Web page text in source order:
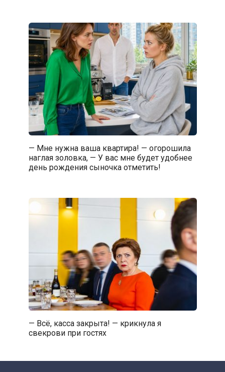
— Мне нужна ваша квартира! — огорошила
наглая золовка, — У вас мне будет удобнее
день рождения сыночка отметить!
— Всё, касса закрыта! — крикнула я
свекрови при гостях